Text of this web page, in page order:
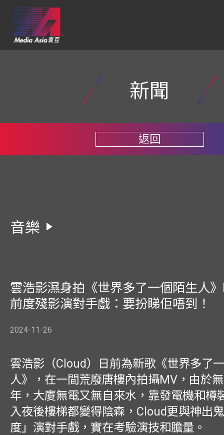
新聞
返回
音樂
雲浩影濕身拍《世界多了一個陌生人
前度殘影演對手戲：要扮睇佢唔到！
2024-11-26
雲浩影（Cloud）日前為新歌《世界多了
人》，在一間荒廢唐樓內拍攝MV，由於
年，大廈無電又無自來水，靠發電機和樽
入夜後樓梯都變得陰森，Cloud更與神出
度」演對手戲，實在考驗演技和膽量。